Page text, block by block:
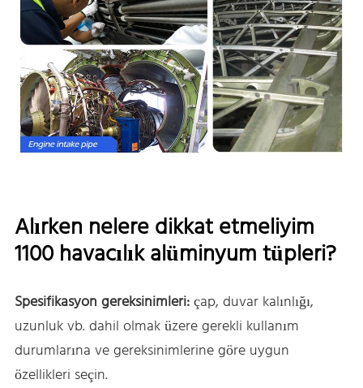
Alırken nelere dikkat etmeliyim
1100 havacılık alüminyum tüpleri?
Spesifikasyon gereksinimleri:çap, duvar kalınlığı,
uzunluk vb. dahil olmak üzere gerekli kullanım
durumlarına ve gereksinimlerine göre uygun
özellikleri seçin.